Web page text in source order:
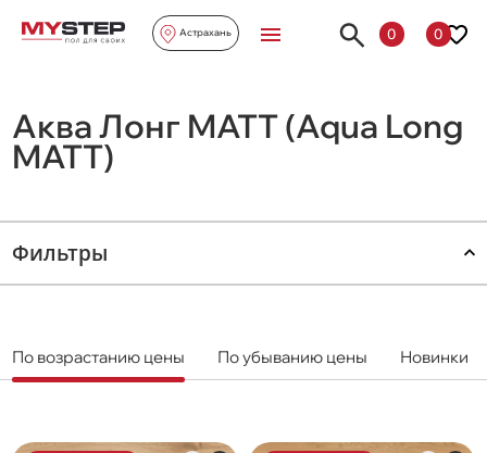
Астрахань 0 0
Аква Лонг MATT (Aqua Long
MATT)
Фильтры
По возрастанию цены По убыванию цены Новинки